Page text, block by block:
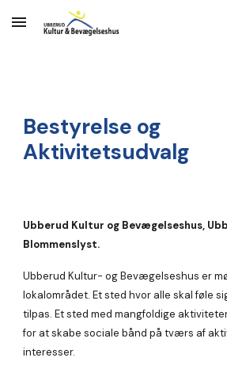
Skip to main content
Bestyrelse og
Aktivitetsudvalg
Ubberud Kultur og Bevægelseshus,
Blommenslyst.
Ubberud Kultur- og Bevægelseshus er
lokalområdet. Et sted hvor alle skal føle
tilpas. Et sted med mangfoldige
for at skabe sociale bånd på tværs af
interesser.